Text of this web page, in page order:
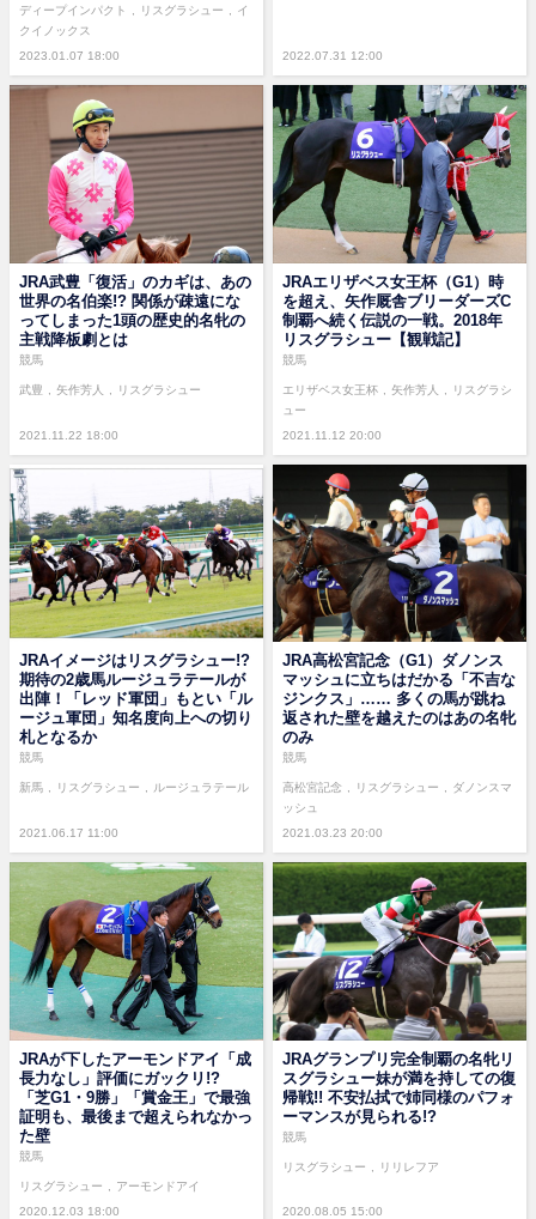
2023.01.07 18:00
ディープインパクト リスグラシュー
イ
クイノックス
2022.07.31 12:00
JRA武豊「復活」のカギは、あの
世界の名伯楽!? 関係が疎遠にな
ってしまった1頭の歴史的名牝の
主戦降板劇とは
2021.11.22 18:00
競馬
武豊 矢作芳人 リスグラシュー
JRAエリザベス女王杯（G1）時
を超え、矢作厩舎ブリーダーズC
制覇へ続く伝説の一戦。2018年
リスグラシュー【観戦記】
2021.11.12 20:00
競馬
エリザベス女王杯 矢作芳人
リスグラシ
ュー
JRAイメージはリスグラシュー!?
期待の2歳馬ルージュラテールが
出陣！「レッド軍団」もとい「ル
ージュ軍団」知名度向上への切り
札となるか
2021.06.17 11:00
競馬
新馬 リスグラシュー ルージュラテール
JRA高松宮記念（G1）ダノンス
マッシュに立ちはだかる「不吉な
ジンクス」…… 多くの馬が跳ね
返された壁を越えたのはあの名牝
のみ
2021.03.23 20:00
競馬
高松宮記念 リスグラシュー
ダノンスマ
ッシュ
JRAが下したアーモンドアイ「成
長力なし」評価にガックリ!?
「芝G1・9勝」「賞金王」で最強
証明も、最後まで超えられなかっ
た壁
2020.12.03 18:00
競馬
リスグラシュー アーモンドアイ
JRAグランプリ完全制覇の名牝リ
スグラシュー妹が満を持しての復
帰戦!! 不安払拭で姉同様のパフォ
ーマンスが見られる!?
2020.08.05 15:00
競馬
リスグラシュー リリレフア